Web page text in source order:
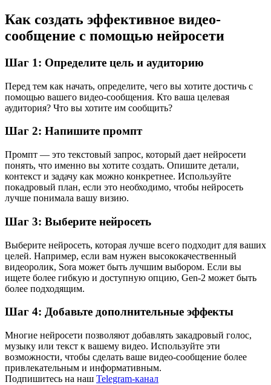
Как создать эффективное видео-
сообщение с помощью нейросети
Шаг 1: Определите цель и аудиторию
Перед тем как начать, определите, чего вы хотите достичь с
помощью вашего видео-сообщения. Кто ваша целевая
аудитория? Что вы хотите им сообщить?
Шаг 2: Напишите промпт
Промпт — это текстовый запрос, который дает нейросети
понять, что именно вы хотите создать. Опишите детали,
контекст и задачу как можно конкретнее. Используйте
покадровый план, если это необходимо, чтобы нейросеть
лучше понимала вашу визию.
Шаг 3: Выберите нейросеть
Выберите нейросеть, которая лучше всего подходит для ваших
целей. Например, если вам нужен высококачественный
видеоролик, Sora может быть лучшим выбором. Если вы
ищете более гибкую и доступную опцию, Gen-2 может быть
более подходящим.
Шаг 4: Добавьте дополнительные эффекты
Многие нейросети позволяют добавлять закадровый голос,
музыку или текст к вашему видео. Используйте эти
возможности, чтобы сделать ваше видео-сообщение более
привлекательным и информативным.
Подпишитесь на наш Telegram-канал